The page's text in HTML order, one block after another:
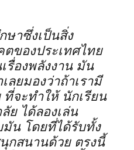
ษาซึ่งเป็นสิ่ง
ของประเทศไทย
รื่องพลังงาน มัน
ลยมองว่าถ้าเรามี
ที่จะทำให้ นักเรียน
ย ได้ลองเล่น
มัน โดยที่ได้รับทั้ง
กสนานด้วย ตรงนี้